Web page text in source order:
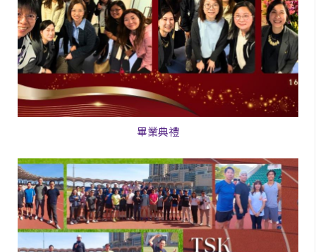
畢業典禮